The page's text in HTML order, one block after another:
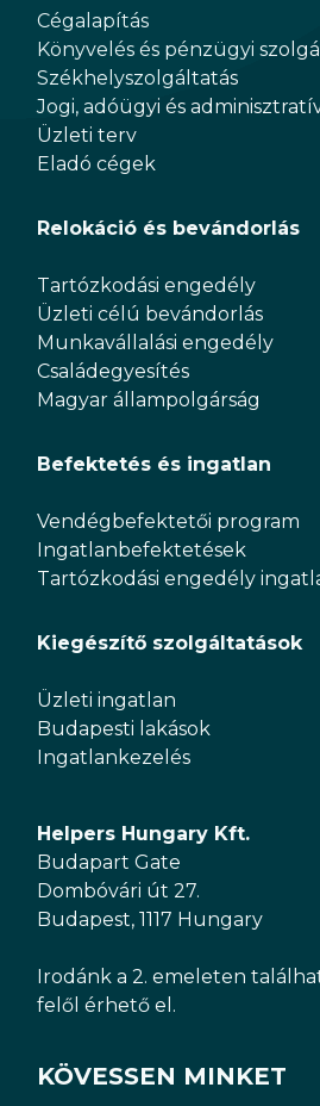
Cégalapítás
Könyvelés és pénzügyi
Székhelyszolgáltatás
Jogi, adóügyi és
Üzleti terv
Eladó cégek
Relokáció és bevándorlás
Tartózkodási engedély
Üzleti célú bevándorlás
Munkavállalási engedély
Családegyesítés
Magyar állampolgárság
Befektetés és ingatlan
Vendégbefektetői program
Ingatlanbefektetések
Tartózkodási engedély
Kiegészítő szolgáltatások
Üzleti ingatlan
Budapesti lakások
Ingatlankezelés
Helpers Hungary Kft.
Budapart Gate
Dombóvári út 27.
Budapest, 1117 Hungary
Irodánk a 2. emeleten
felől érhető el.
KÖVESSEN MINKET